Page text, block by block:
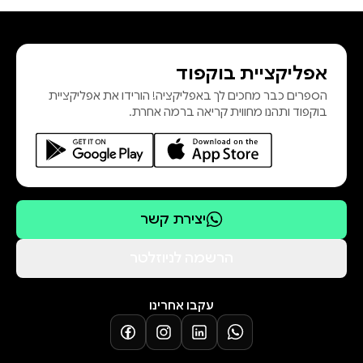
פראג. אחרי הפלישה הסובייטית, ב -
1968, סולק ממשרתו כפרופסור במכון
ללימודי הקולנוע וכתביו נאסרו לפרסום.
אפליקציית בוקפוד
הספרים כבר מחכים לך באפליקציה! הורידו את אפליקציית
בוקפוד ותהנו מחווית קריאה ברמה אחרת.
יצירת קשר
עקבו אחרינו